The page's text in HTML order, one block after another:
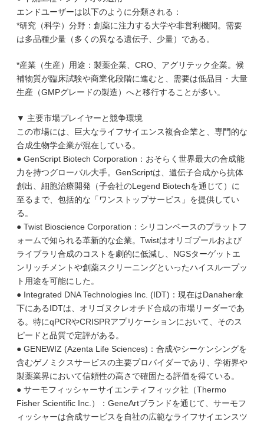
エンドユーザーは以下のように分類される：
*研究（科学）分野：創薬に注力する大学や非営利機関。需要
は多品種少量（多くの異なる遺伝子、少量）である。
*産業（生産）用途：製薬企業、CRO、アグリテック企業。候
補物質が臨床試験や商業化段階に進むと、需要は低品目・大量
生産（GMPグレードの製造）へと移行することが多い。
▼ 主要市場プレイヤーと競争環境
この市場には、巨大なライフサイエンス複合企業と、専門的な
合成生物学企業が混在している。
● GenScript Biotech Corporation：おそらく世界最大の合成能
力を持つグローバル大手。GenScriptは、遺伝子合成から抗体
創出、細胞治療開発（子会社のLegend Biotechを通じて）に
至るまで、包括的な「ワンストップサービス」を提供してい
る。
● Twist Bioscience Corporation：シリコンベースのプラットフ
ォームで知られる革新的な企業。Twistはオリゴプールおよび
ライブラリ合成のコストを劇的に低減し、NGSターゲットエ
ンリッチメントや創薬スクリーニングといったハイスループッ
ト用途を可能にした。
● Integrated DNA Technologies Inc. (IDT)：現在はDanaher傘
下にあるIDTは、オリゴヌクレオチド合成の市場リーダーであ
る。特にqPCRやCRISPRアプリケーションにおいて、そのス
ピードと品質で定評がある。
● GENEWIZ (Azenta Life Sciences)：合成やシーケンシングを
含むゲノミクスサービスの主要プロバイダーであり、学術界や
製薬業界において信頼性の高さで確固たる評価を得ている。
● サーモフィッシャーサイエンティフィック社（Thermo
Fisher Scientific Inc.）：GeneArtブランドを通じて、サーモフ
ィッシャーは合成サービスを自社の広範なライフサイエンスツ